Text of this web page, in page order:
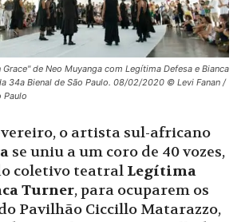
Grace" de Neo Muyanga com Legítima Defesa e Bianca
34a Bienal de São Paulo. 08/02/2020 © Levi Fanan /
Paulo
o artista sul-africano
se uniu a um coro de 40 vozes,
coletivo teatral Legítima
Turner, para ocuparem os
Pavilhão Ciccillo Matarazzo,